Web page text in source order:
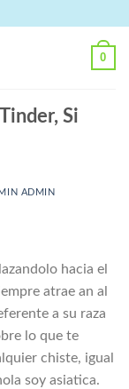
0
Si
ADMIN
hacia el
atrae an al
a su raza
lo que te
chiste, igual
soy asiatica.